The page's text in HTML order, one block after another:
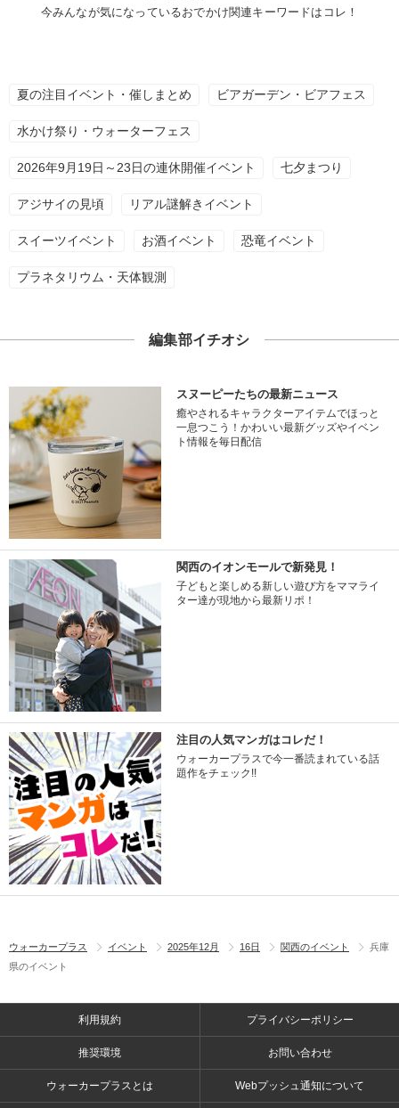
今みんなが気になっているおでかけ関連キーワードはコレ！
夏の注目イベント・催しまとめ ビアガーデン・ビアフェス
水かけ祭り・ウォーターフェス
2026年9月19日～23日の連休開催イベント 七夕まつり
アジサイの見頃 リアル謎解きイベント
スイーツイベント お酒イベント 恐竜イベント
プラネタリウム・天体観測
編集部イチオシ
スヌーピーたちの最新ニュース
癒やされるキャラクターアイテムでほっと
一息つこう！かわいい最新グッズやイベン
ト情報を毎日配信
関西のイオンモールで新発見！
子どもと楽しめる新しい遊び方をママライ
ター達が現地から最新リポ！
注目の人気マンガはコレだ！
ウォーカープラスで今一番読まれている話
題作をチェック!!
ウォーカープラス イベント 2025年12月 16日 関西のイベント
兵庫
県のイベント
利用規約 プライバシーポリシー
推奨環境 お問い合わせ
ウォーカープラスとは Webプッシュ通知について